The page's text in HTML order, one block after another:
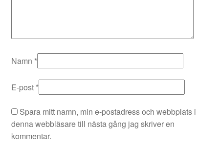
Namn *
E-post *
Spara mitt namn, min e-postadress och webbplats i
denna webbläsare till nästa gång jag skriver en
kommentar.